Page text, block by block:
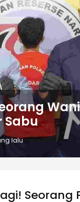
Sabu
lalu
Seorang